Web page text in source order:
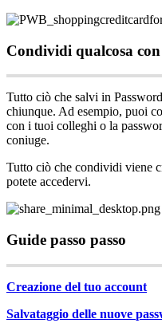
Condividi qualcosa con
Tutto ciò che salvi in Password
chiunque. Ad esempio, puoi
con i tuoi colleghi o la
coniuge.
Tutto ciò che condividi viene
potete accedervi.
Guide passo passo
Creazione del tuo account
Salvataggio delle nuove